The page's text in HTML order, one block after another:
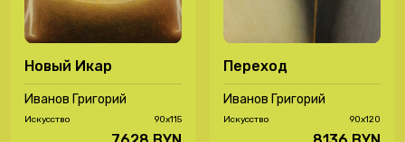
Новый Икар
Иванов Григорий
Иcкусство 90x115
Переход
Иванов Григорий
Иcкусство 90х120